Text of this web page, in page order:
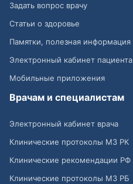
Задать вопрос врачу
Статьи о здоровье
Памятки, полезная информация
Электронный кабинет пациента
Мобильные приложения
Врачам и специалистам
Электронный кабинет врача
Клинические протоколы МЗ РК
Клинические рекомендации РФ
Клинические протоколы МЗ РБ